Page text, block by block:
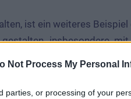
Not Process My Personal
parties, or processing of your
insbesondere
Wir freuen uns sehr
die eine neue
nahe gelegenen